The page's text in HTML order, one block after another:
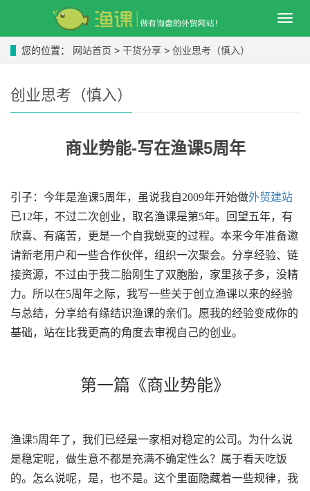
导
您的位置： 网站首页 > 干货分享 > 创业思考（慎入）
创业思考（慎入）
商业势能-写在渔课5周年
引子：今年是渔课5周年，虽说我自2009年开始做外贸建站
已12年，不过二次创业，取名渔课是第5年。回望五年，有
欣喜、有痛苦，更是一个自我蜕变的过程。本来今年准备邀
请新老用户和一些合作伙伴，组织一次聚会。分享经验、链
接资源，不过由于我二胎刚生了双胞胎，家里孩子多，没精
力。所以在5周年之际，我写一些关于创立渔课以来的经验
与总结，分享给有缘结识渔课的亲们。愿我的经验变成你的
基础，站在比我更高的角度去审视自己的创业。
第一篇《商业势能》
渔课5周年了，我们已经是一家相对稳定的公司。为什么说
是稳定呢，做生意不都是充满不确定性么？属于看天吃饭
的。怎么说呢，是，也不是。这个里面隐藏着一些规律，我